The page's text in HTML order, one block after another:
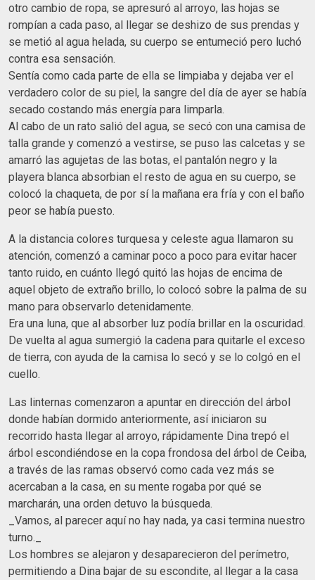
otro cambio de ropa, se apresuró al arroyo, las hojas se
rompían a cada paso, al llegar se deshizo de sus prendas y
se metió al agua helada, su cuerpo se entumeció pero luchó
contra esa sensación.
Sentía como cada parte de ella se limpiaba y dejaba ver el
verdadero color de su piel, la sangre del día de ayer se había
secado costando más energía para limparla.
Al cabo de un rato salió del agua, se secó con una camisa de
talla grande y comenzó a vestirse, se puso las calcetas y se
amarró las agujetas de las botas, el pantalón negro y la
playera blanca absorbian el resto de agua en su cuerpo, se
colocó la chaqueta, de por sí la mañana era fría y con el baño
peor se había puesto.
A la distancia colores turquesa y celeste agua llamaron su
atención, comenzó a caminar poco a poco para evitar hacer
tanto ruido, en cuánto llegó quitó las hojas de encima de
aquel objeto de extraño brillo, lo colocó sobre la palma de su
mano para observarlo detenidamente.
Era una luna, que al absorber luz podía brillar en la oscuridad.
De vuelta al agua sumergió la cadena para quitarle el exceso
de tierra, con ayuda de la camisa lo secó y se lo colgó en el
cuello.
Las linternas comenzaron a apuntar en dirección del árbol
donde habían dormido anteriormente, así iniciaron su
recorrido hasta llegar al arroyo, rápidamente Dina trepó el
árbol escondiéndose en la copa frondosa del árbol de Ceiba,
a través de las ramas observó como cada vez más se
acercaban a la casa, en su mente rogaba por qué se
marcharán, una orden detuvo la búsqueda.
_Vamos, al parecer aquí no hay nada, ya casi termina nuestro
turno._
Los hombres se alejaron y desaparecieron del perímetro,
permitiendo a Dina bajar de su escondite, al llegar a la casa